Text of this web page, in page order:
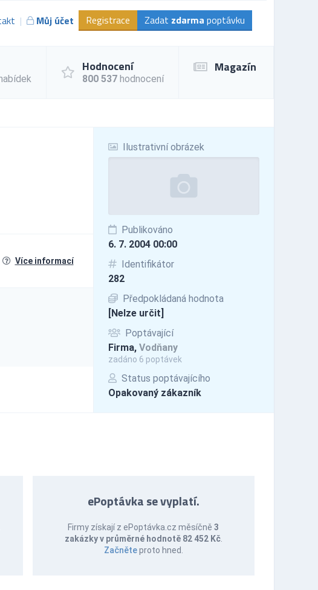
Můj účet Registrace Zadat zdarma poptávku
Hodnocení
800 537 hodnocení
Magazín
Ilustrativní obrázek
Publikováno
6. 7. 2004 00:00
Identifikátor
282
Předpokládaná hodnota
[Nelze určit]
Poptávající
Firma, Vodňany
zadáno 6 poptávek
Status poptávajícího
Opakovaný zákazník
Více informací
ePoptávka se vyplatí.
Firmy získají z ePoptávka.cz měsíčně3
zakázky v průměrné hodnotě 82 452 Kč.
Začněteproto hned.